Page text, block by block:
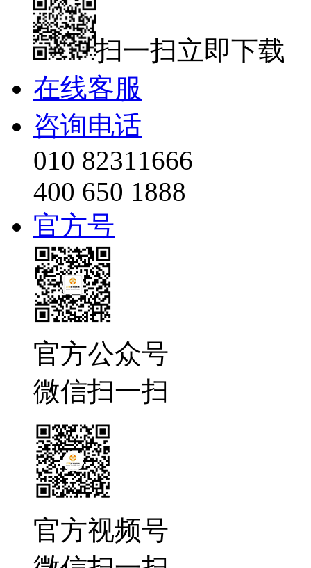
扫一扫立即下载
在线客服
咨询电话
010 82311666
400 650 1888
官方号
官方公众号
微信扫一扫
官方视频号